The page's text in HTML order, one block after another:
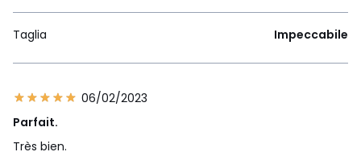
Taglia Impeccabile
06/02/2023
Parfait.
Très bien.